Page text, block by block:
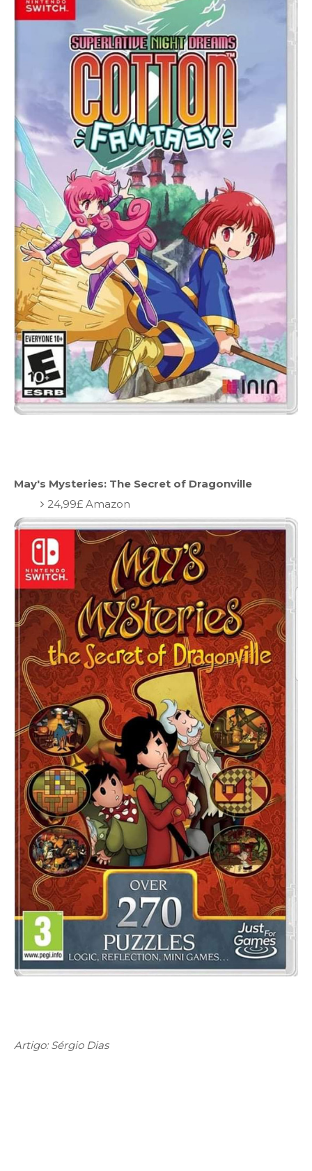
May's Mysteries: The Secret of Dragonville
24,99£ Amazon
Artigo: Sérgio Dias